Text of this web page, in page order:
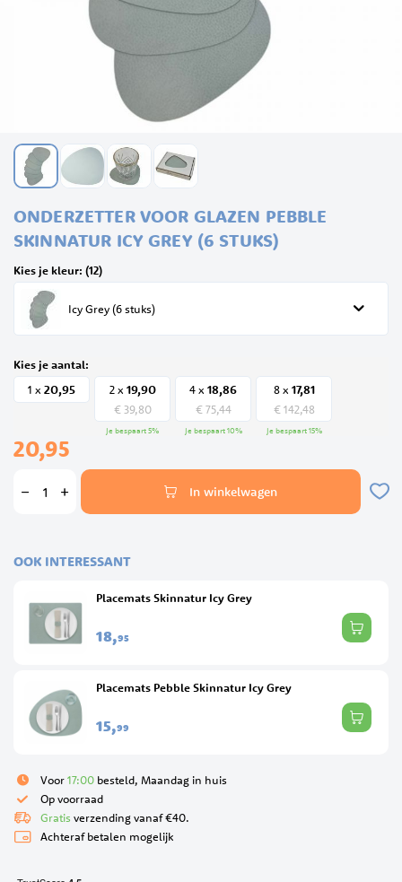
naar
het
begin
van
afbeeldingen-
gallerij
ONDERZETTER VOOR GLAZEN PEBBLE
SKINNATUR ICY GREY (6 STUKS)
Kies je kleur: (12)
Icy Grey (6 stuks)
20,95
Kies je aantal:
1 x 20,95 2 x 19,90
€ 39,80
Je bespaart5%
4 x 18,86
€ 75,44
Je bespaart10%
8 x 17,81
€ 142,48
Je bespaart15%
In winkelwagen
OOK INTERESSANT
Placemats Skinnatur Icy Grey
18,95
Placemats Pebble Skinnatur Icy Grey
15,99
Voor17:00 besteld, Maandag in huis
Op voorraad
Gratis verzending vanaf €40.
Achteraf betalen mogelijk